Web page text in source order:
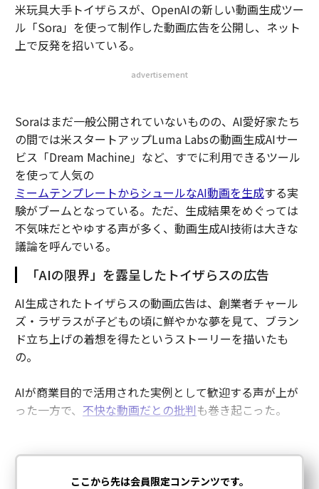
米玩具大手トイザらスが、OpenAIの新しい動画生成ツー
ル「Sora」を使って制作した動画広告を公開し、ネット
上で反発を招いている。
advertisement
Soraはまだ一般公開されていないものの、AI愛好家たち
の間では米スタートアップLuma Labsの動画生成AIサー
ビス「Dream Machine」など、すでに利用できるツール
を使って人気の
ミームテンプレートからシュールなAI動画を生成する実
験がブームとなっている。ただ、生成結果をめぐっては
不気味だとやゆする声が多く、動画生成AI技術は大きな
議論を呼んでいる。
「AIの限界」を露呈したトイザらスの広告
AI生成されたトイザらスの動画広告は、創業者チャール
ズ・ラザラスが子どもの頃に鮮やかな夢を見て、ブラン
ド立ち上げの着想を得たというストーリーを描いたも
の。
AIが商業目的で活用された実例として歓迎する声が上が
った一方で、 不快な動画だとの批判も巻き起こった。
翻訳・編集＝荻原藤緒